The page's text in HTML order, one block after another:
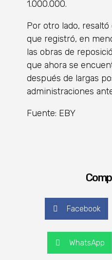
1.000.000.
Por otro lado, resaltó
que registró, en
las obras de
que ahora se
después de largas
administraciones
Fuente: EBY
Facebook
WhatsApp